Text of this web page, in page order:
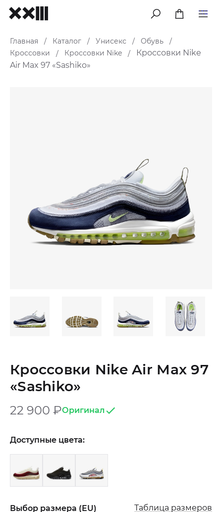
меню
Главная / Каталог / Унисекс / Обувь
/
Кроссовки
/ Кроссовки Nike /
Кроссовки Nike
Air Max 97 «Sashiko»
Кроссовки Nike Air Max 97
«Sashiko»
22 900 ₽Оригинал
Доступные цвета:
Выбор размера (EU) Таблица размеров